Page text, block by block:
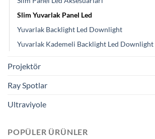
Slim Yuvarlak Panel Led
Yuvarlak Backlight Led Downlight
Yuvarlak Kademeli Backlight Led Downlight
Projektör
Ray Spotlar
Ultraviyole
POPÜLER ÜRÜNLER